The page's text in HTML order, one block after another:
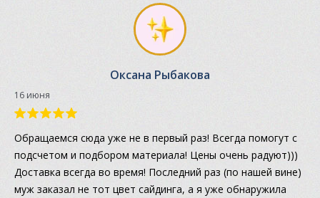
Оксана Рыбакова
16 июня
Обращаемся сюда уже не в первый раз! Всегда помогут с
подсчетом и подбором материала! Цены очень радуют)))
Доставка всегда во время! Последний раз (по нашей вине)
муж заказал не тот цвет сайдинга, а я уже обнаружила